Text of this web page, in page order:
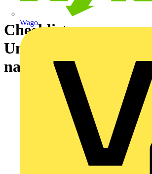
Wago
Checkliste:
Umweltverträgliches
nachhaltiges Licht